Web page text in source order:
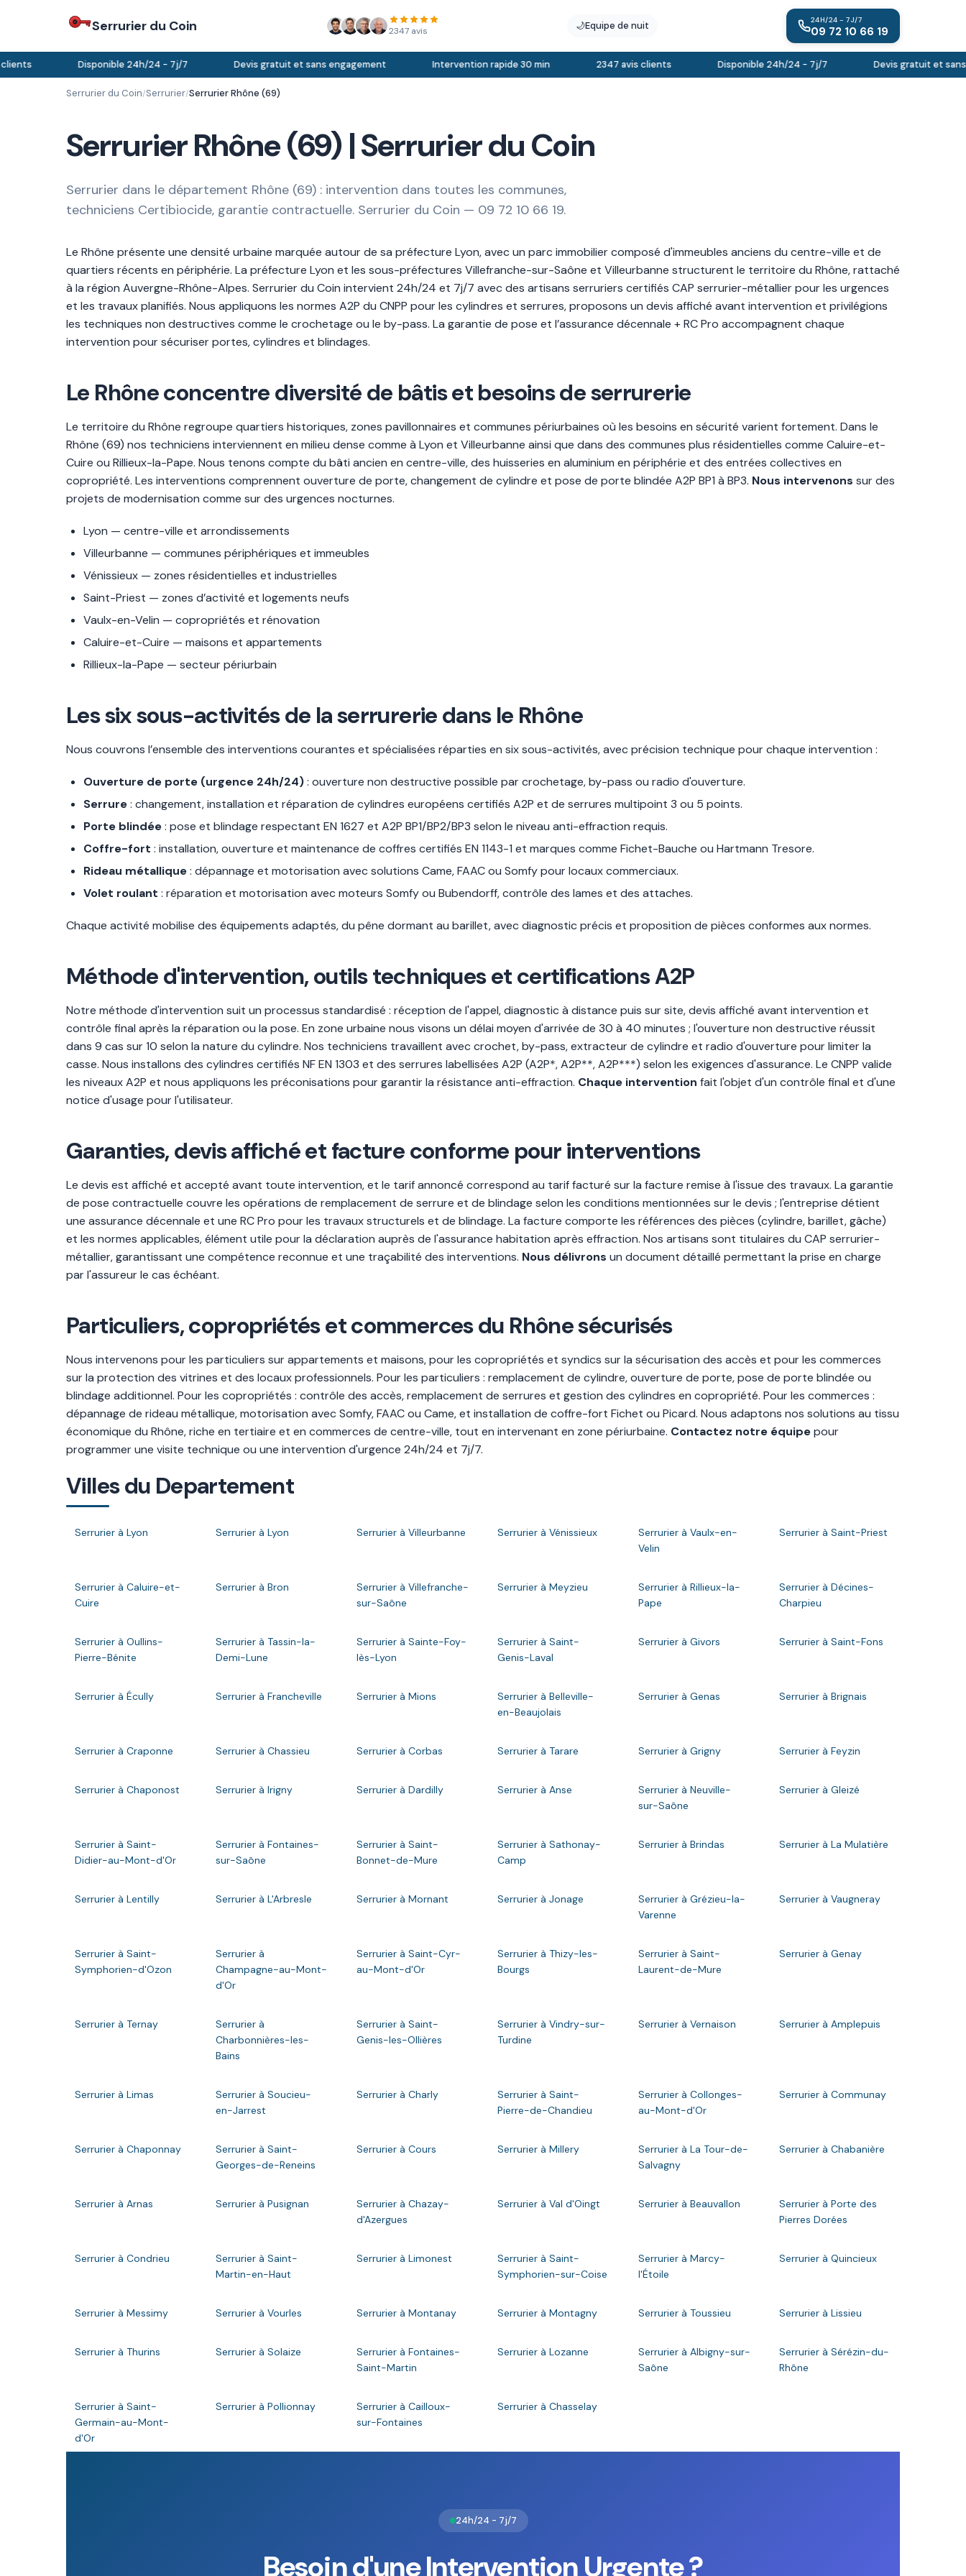
Serrurier du Coin 2347 avis 🌙Equipe de nuit 24H/24 - 7J/7
09 72 10 66 19
Disponible 24h/24 - 7j/7 Devis gratuit et sans engagement Intervention rapide 30 min 2347 avis clients Disponible 24h/24 - 7j/7 Devis gratuit et sans
Serrurier du Coin/Serrurier/Serrurier Rhône (69)
Serrurier Rhône (69) | Serrurier du Coin
Serrurier dans le département Rhône (69) : intervention dans toutes les communes,
techniciens Certibiocide, garantie contractuelle. Serrurier du Coin — 09 72 10 66 19.
Le Rhône présente une densité urbaine marquée autour de sa préfecture Lyon, avec un parc immobilier composé d'immeubles anciens du centre-ville et de
quartiers récents en périphérie. La préfecture Lyon et les sous-préfectures Villefranche-sur-Saône et Villeurbanne structurent le territoire du Rhône, rattaché
à la région Auvergne-Rhône-Alpes. Serrurier du Coin intervient 24h/24 et 7j/7 avec des artisans serruriers certifiés CAP serrurier-métallier pour les urgences
et les travaux planifiés. Nous appliquons les normes A2P du CNPP pour les cylindres et serrures, proposons un devis affiché avant intervention et privilégions
les techniques non destructives comme le crochetage ou le by-pass. La garantie de pose et l’assurance décennale + RC Pro accompagnent chaque
intervention pour sécuriser portes, cylindres et blindages.
Le Rhône concentre diversité de bâtis et besoins de serrurerie
Le territoire du Rhône regroupe quartiers historiques, zones pavillonnaires et communes périurbaines où les besoins en sécurité varient fortement. Dans le
Rhône (69) nos techniciens interviennent en milieu dense comme à Lyon et Villeurbanne ainsi que dans des communes plus résidentielles comme Caluire-et-
Cuire ou Rillieux-la-Pape. Nous tenons compte du bâti ancien en centre-ville, des huisseries en aluminium en périphérie et des entrées collectives en
copropriété. Les interventions comprennent ouverture de porte, changement de cylindre et pose de porte blindée A2P BP1 à BP3. Nous intervenons sur des
projets de modernisation comme sur des urgences nocturnes.
Lyon — centre-ville et arrondissements
Villeurbanne — communes périphériques et immeubles
Vénissieux — zones résidentielles et industrielles
Saint-Priest — zones d’activité et logements neufs
Vaulx-en-Velin — copropriétés et rénovation
Caluire-et-Cuire — maisons et appartements
Rillieux-la-Pape — secteur périurbain
Les six sous-activités de la serrurerie dans le Rhône
Nous couvrons l’ensemble des interventions courantes et spécialisées réparties en six sous-activités, avec précision technique pour chaque intervention :
Ouverture de porte (urgence 24h/24): ouverture non destructive possible par crochetage, by-pass ou radio d'ouverture.
Serrure: changement, installation et réparation de cylindres européens certifiés A2P et de serrures multipoint 3 ou 5 points.
Porte blindée: pose et blindage respectant EN 1627 et A2P BP1/BP2/BP3 selon le niveau anti-effraction requis.
Coffre-fort : installation, ouverture et maintenance de coffres certifiés EN 1143-1 et marques comme Fichet-Bauche ou Hartmann Tresore.
Rideau métallique: dépannage et motorisation avec solutions Came, FAAC ou Somfy pour locaux commerciaux.
Volet roulant : réparation et motorisation avec moteurs Somfy ou Bubendorff, contrôle des lames et des attaches.
Chaque activité mobilise des équipements adaptés, du pêne dormant au barillet, avec diagnostic précis et proposition de pièces conformes aux normes.
Méthode d'intervention, outils techniques et certifications A2P
Notre méthode d'intervention suit un processus standardisé : réception de l'appel, diagnostic à distance puis sur site, devis affiché avant intervention et
contrôle final après la réparation ou la pose. En zone urbaine nous visons un délai moyen d'arrivée de 30 à 40 minutes ; l'ouverture non destructive réussit
dans 9 cas sur 10 selon la nature du cylindre. Nos techniciens travaillent avec crochet, by-pass, extracteur de cylindre et radio d'ouverture pour limiter la
casse. Nous installons des cylindres certifiés NF EN 1303 et des serrures labellisées A2P (A2P*, A2P**, A2P***) selon les exigences d'assurance. Le CNPP valide
les niveaux A2P et nous appliquons les préconisations pour garantir la résistance anti-effraction. Chaque intervention fait l'objet d'un contrôle final et d'une
notice d'usage pour l'utilisateur.
Garanties, devis affiché et facture conforme pour interventions
Le devis est affiché et accepté avant toute intervention, et le tarif annoncé correspond au tarif facturé sur la facture remise à l'issue des travaux. La garantie
de pose contractuelle couvre les opérations de remplacement de serrure et de blindage selon les conditions mentionnées sur le devis ; l'entreprise détient
une assurance décennale et une RC Pro pour les travaux structurels et de blindage. La facture comporte les références des pièces (cylindre, barillet, gâche)
et les normes applicables, élément utile pour la déclaration auprès de l'assurance habitation après effraction. Nos artisans sont titulaires du CAP serrurier-
métallier, garantissant une compétence reconnue et une traçabilité des interventions. Nous délivrons un document détaillé permettant la prise en charge
par l'assureur le cas échéant.
Particuliers, copropriétés et commerces du Rhône sécurisés
Nous intervenons pour les particuliers sur appartements et maisons, pour les copropriétés et syndics sur la sécurisation des accès et pour les commerces
sur la protection des vitrines et des locaux professionnels. Pour les particuliers : remplacement de cylindre, ouverture de porte, pose de porte blindée ou
blindage additionnel. Pour les copropriétés : contrôle des accès, remplacement de serrures et gestion des cylindres en copropriété. Pour les commerces :
dépannage de rideau métallique, motorisation avec Somfy, FAAC ou Came, et installation de coffre-fort Fichet ou Picard. Nous adaptons nos solutions au tissu
économique du Rhône, riche en tertiaire et en commerces de centre-ville, tout en intervenant en zone périurbaine. Contactez notre équipepour
programmer une visite technique ou une intervention d'urgence 24h/24 et 7j/7.
Villes du Departement
Serrurier à Lyon Serrurier à Lyon Serrurier à Villeurbanne Serrurier à Vénissieux
Serrurier à Vaulx-en-
Velin
Serrurier à Saint-Priest
Serrurier à Caluire-et-
Cuire
Serrurier à Bron
Serrurier à Villefranche-
sur-Saône
Serrurier à Meyzieu
Serrurier à Rillieux-la-
Pape
Serrurier à Décines-
Charpieu
Serrurier à Oullins-
Pierre-Bénite
Serrurier à Tassin-la-
Demi-Lune
Serrurier à Sainte-Foy-
lès-Lyon
Serrurier à Saint-
Genis-Laval
Serrurier à Givors Serrurier à Saint-Fons
Serrurier à Écully Serrurier à Francheville Serrurier à Mions
Serrurier à Belleville-
en-Beaujolais
Serrurier à Genas Serrurier à Brignais
Serrurier à Craponne Serrurier à Chassieu Serrurier à Corbas Serrurier à Tarare Serrurier à Grigny Serrurier à Feyzin
Serrurier à Chaponost Serrurier à Irigny Serrurier à Dardilly Serrurier à Anse
Serrurier à Neuville-
sur-Saône
Serrurier à Gleizé
Serrurier à Saint-
Didier-au-Mont-d'Or
Serrurier à Fontaines-
sur-Saône
Serrurier à Saint-
Bonnet-de-Mure
Serrurier à Sathonay-
Camp
Serrurier à Brindas Serrurier à La Mulatière
Serrurier à Lentilly Serrurier à L'Arbresle Serrurier à Mornant Serrurier à Jonage
Serrurier à Grézieu-la-
Varenne
Serrurier à Vaugneray
Serrurier à Saint-
Symphorien-d'Ozon
Serrurier à
Champagne-au-Mont-
d'Or
Serrurier à Saint-Cyr-
au-Mont-d'Or
Serrurier à Thizy-les-
Bourgs
Serrurier à Saint-
Laurent-de-Mure
Serrurier à Genay
Serrurier à Ternay
Serrurier à
Charbonnières-les-
Bains
Serrurier à Saint-
Genis-les-Ollières
Serrurier à Vindry-sur-
Turdine
Serrurier à Vernaison Serrurier à Amplepuis
Serrurier à Limas
Serrurier à Soucieu-
en-Jarrest
Serrurier à Charly
Serrurier à Saint-
Pierre-de-Chandieu
Serrurier à Collonges-
au-Mont-d'Or
Serrurier à Communay
Serrurier à Chaponnay
Serrurier à Saint-
Georges-de-Reneins
Serrurier à Cours Serrurier à Millery
Serrurier à La Tour-de-
Salvagny
Serrurier à Chabanière
Serrurier à Arnas Serrurier à Pusignan
Serrurier à Chazay-
d'Azergues
Serrurier à Val d'Oingt Serrurier à Beauvallon
Serrurier à Porte des
Pierres Dorées
Serrurier à Condrieu
Serrurier à Saint-
Martin-en-Haut
Serrurier à Limonest
Serrurier à Saint-
Symphorien-sur-Coise
Serrurier à Marcy-
l'Étoile
Serrurier à Quincieux
Serrurier à Messimy Serrurier à Vourles Serrurier à Montanay Serrurier à Montagny Serrurier à Toussieu Serrurier à Lissieu
Serrurier à Thurins Serrurier à Solaize
Serrurier à Fontaines-
Saint-Martin
Serrurier à Lozanne
Serrurier à Albigny-sur-
Saône
Serrurier à Sérézin-du-
Rhône
Serrurier à Saint-
Germain-au-Mont-
d'Or
Serrurier à Pollionnay
Serrurier à Cailloux-
sur-Fontaines
Serrurier à Chasselay
24h/24 - 7j/7
Besoin d'une Intervention Urgente ?